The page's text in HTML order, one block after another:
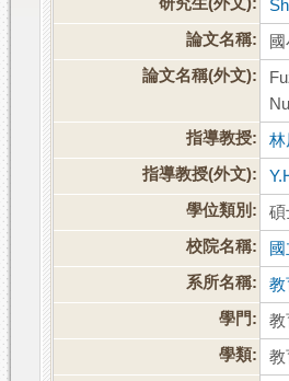
論文名稱:
論文名稱(外文):
指導教授:
林
指導教授(外文):
學位類別:
碩
校院名稱:
系所名稱:
教
學門:
教
學類:
教